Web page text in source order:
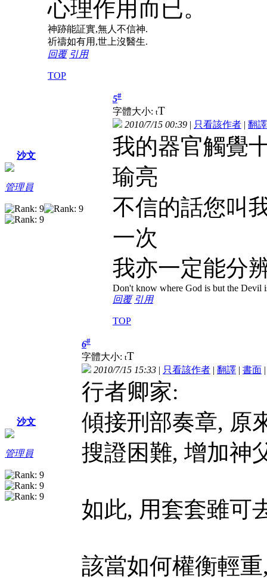
心理作用而已。
神跡能証實,無人不信神.
祈禱如有用,世上沒醫生.
回覆 引用
TOP
沙文
管理員
5#
字體大小: tT
2010/7/15 00:39 | 只看該作者 | 翻譯
我的器官觸覺
瑜亮
不信的話您叫
一次
我亦一定能分
Don't know where God is but the Devil
回覆 引用
TOP
沙文
管理員
6#
字體大小: tT
2010/7/15 15:33 | 只看該作者 | 翻譯 | 書面
行者卿家:
傾接刑部奏章, 原
搜證困難, 增加神
如此, 用套套雖可
該當如何權衡輕